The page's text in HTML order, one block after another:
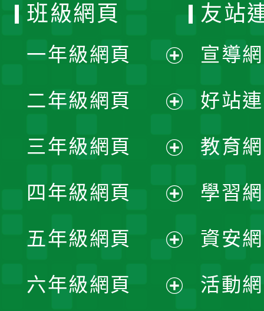
班級網頁
一年級網頁
開
選
單
二年級網頁
開
選
單
三年級網頁
開
選
單
四年級網頁
開
選
五年級網頁
開
六年級網頁
友站
宣導
好站
教育
學習
資安
活動